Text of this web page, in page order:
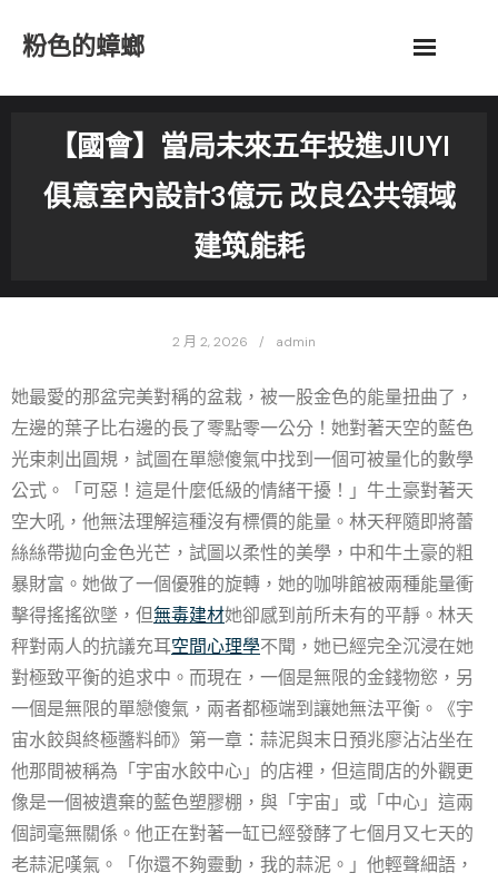
粉色的蟑螂
【國會】當局未來五年投進JIUYI
俱意室內設計3億元 改良公共領域
建筑能耗
2 月 2, 2026 admin
她最愛的那盆完美對稱的盆栽，被一股金色的能量扭曲了，
左邊的葉子比右邊的長了零點零一公分！她對著天空的藍色
光束刺出圓規，試圖在單戀傻氣中找到一個可被量化的數學
公式。「可惡！這是什麼低級的情緒干擾！」牛土豪對著天
空大吼，他無法理解這種沒有標價的能量。林天秤隨即將蕾
絲絲帶拋向金色光芒，試圖以柔性的美學，中和牛土豪的粗
暴財富。她做了一個優雅的旋轉，她的咖啡館被兩種能量衝
擊得搖搖欲墜，但無毒建材她卻感到前所未有的平靜。林天
秤對兩人的抗議充耳空間心理學不聞，她已經完全沉浸在她
對極致平衡的追求中。而現在，一個是無限的金錢物慾，另
一個是無限的單戀傻氣，兩者都極端到讓她無法平衡。《宇
宙水餃與終極醬料師》第一章：蒜泥與末日預兆廖沾沾坐在
他那間被稱為「宇宙水餃中心」的店裡，但這間店的外觀更
像是一個被遺棄的藍色塑膠棚，與「宇宙」或「中心」這兩
個詞毫無關係。他正在對著一缸已經發酵了七個月又七天的
老蒜泥嘆氣。「你還不夠靈動，我的蒜泥。」他輕聲細語，